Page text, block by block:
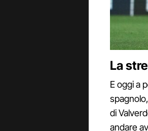
La
E oggi a
di
andare